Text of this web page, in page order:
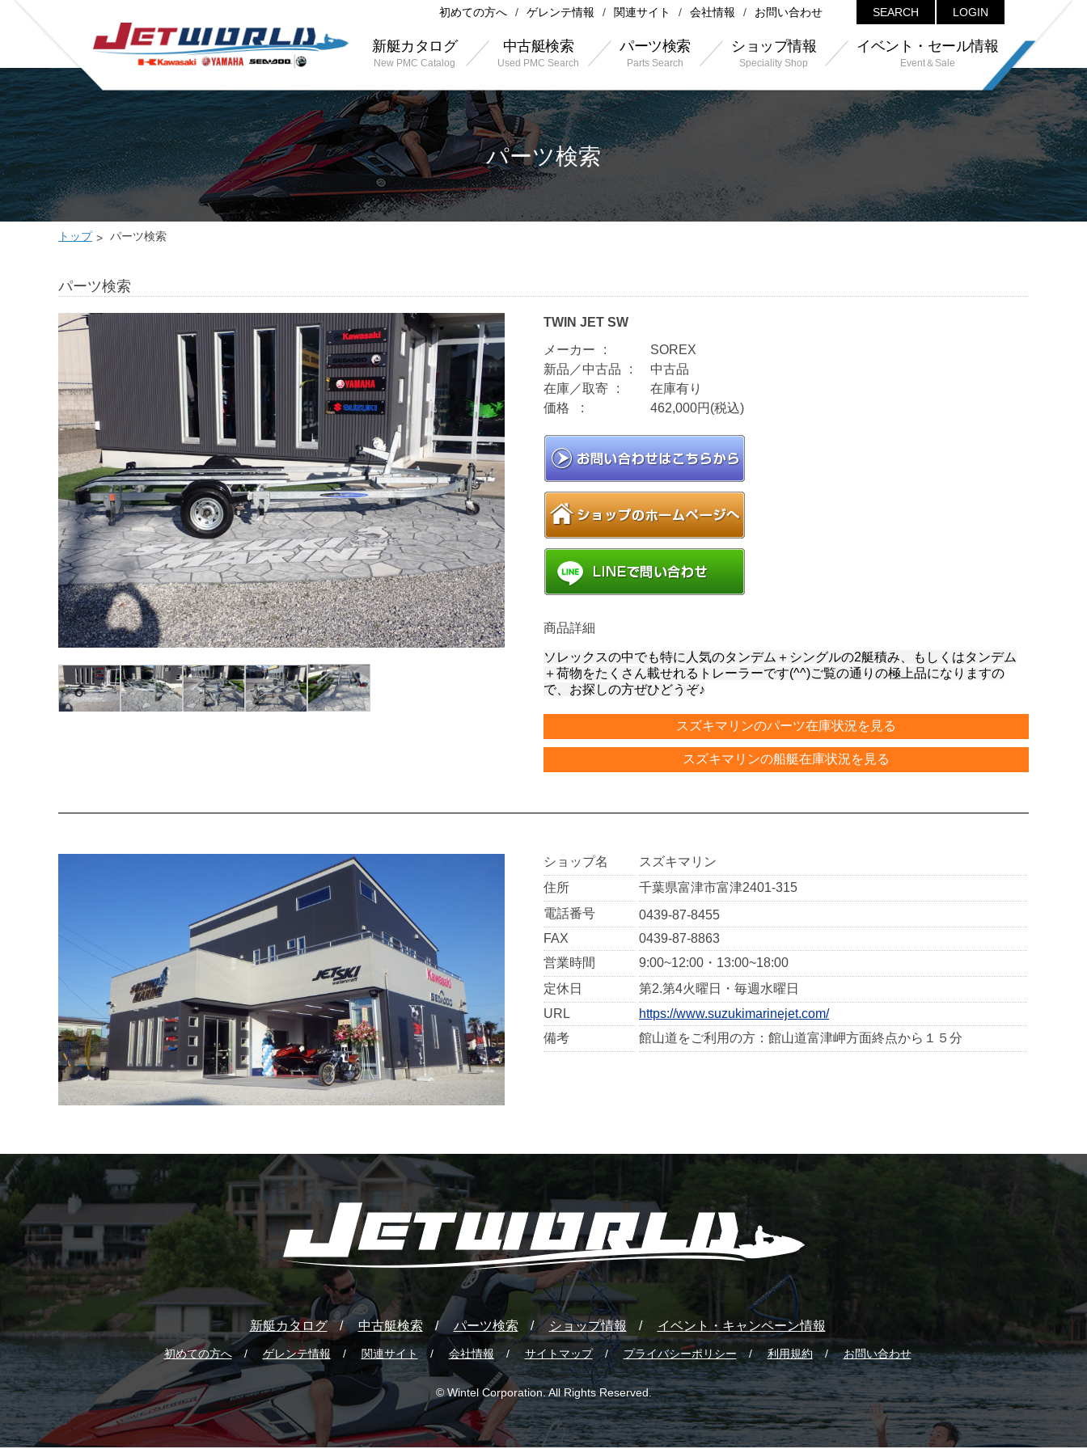
初めての方へ ゲレンテ情報 関連サイト 会社情報 お問い合わせ SEARCH LOGIN
新艇カタログ
New PMC Catalog
中古艇検索
Used PMC Search
パーツ検索
Parts Search
ショップ情報
Speciality Shop
イベント・セール情報
Event＆Sale
パーツ検索
トップ パーツ検索
パーツ検索
TWIN JET SW
メーカー
SOREX
新品／中古品
中古品
在庫／取寄
在庫有り
価格
462,000円(税込)
商品詳細
ソレックスの中でも特に人気のタンデム＋シングルの2艇積み、もしくはタンデム
＋荷物をたくさん載せれるトレーラーです(^^)ご覧の通りの極上品になりますの
で、お探しの方ぜひどうぞ♪
スズキマリンのパーツ在庫状況を見る
スズキマリンの船艇在庫状況を見る
ショップ名
スズキマリン
住所
千葉県富津市富津2401-315
電話番号
0439-87-8455
FAX
0439-87-8863
営業時間
9:00~12:00・13:00~18:00
定休日
第2.第4火曜日・毎週水曜日
URL
https://www.suzukimarinejet.com/
備考
館山道をご利用の方：館山道富津岬方面終点から１５分
新艇カタログ 中古艇検索 パーツ検索 ショップ情報 イベント・キャンペーン情報
初めての方へ ゲレンテ情報 関連サイト 会社情報 サイトマップ プライバシーポリシー 利用規約 お問い合わせ
© Wintel Corporation. All Rights Reserved.